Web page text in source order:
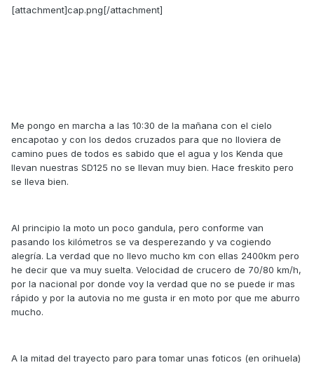
[attachment]cap.png[/attachment]
Me pongo en marcha a las 10:30 de la mañana con el cielo
encapotao y con los dedos cruzados para que no lloviera de
camino pues de todos es sabido que el agua y los Kenda que
llevan nuestras SD125 no se llevan muy bien. Hace freskito pero
se lleva bien.
Al principio la moto un poco gandula, pero conforme van
pasando los kilómetros se va desperezando y va cogiendo
alegría. La verdad que no llevo mucho km con ellas 2400km pero
he decir que va muy suelta. Velocidad de crucero de 70/80 km/h,
por la nacional por donde voy la verdad que no se puede ir mas
rápido y por la autovia no me gusta ir en moto por que me aburro
mucho.
A la mitad del trayecto paro para tomar unas foticos (en orihuela)